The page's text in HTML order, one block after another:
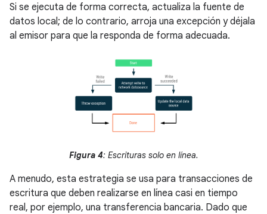
Si se ejecuta de forma correcta, actualiza la fuente de
datos local; de lo contrario, arroja una excepción y déjala
al emisor para que la responda de forma adecuada.
Figura 4: Escrituras solo en línea.
A menudo, esta estrategia se usa para transacciones de
escritura que deben realizarse en línea casi en tiempo
real, por ejemplo, una transferencia bancaria. Dado que